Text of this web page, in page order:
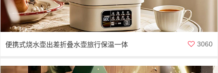
便携式烧水壶出差折叠水壶旅行保温一体 3060